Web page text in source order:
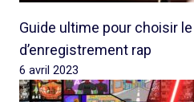
Guide ultime pour choisir
d’enregistrement rap
6 avril 2023